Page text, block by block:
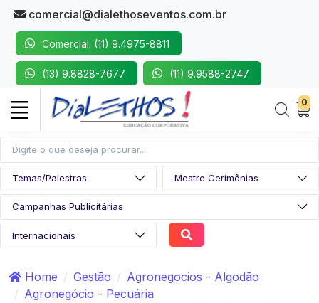
comercial@dialethoseventos.com.br
Comercial: (11) 9.4975-8811
(13) 9.8828-7677 (11) 9.9588-2747
0
Home Gestão
Agronegocios - Algodão
Agronegócio - Pecuária